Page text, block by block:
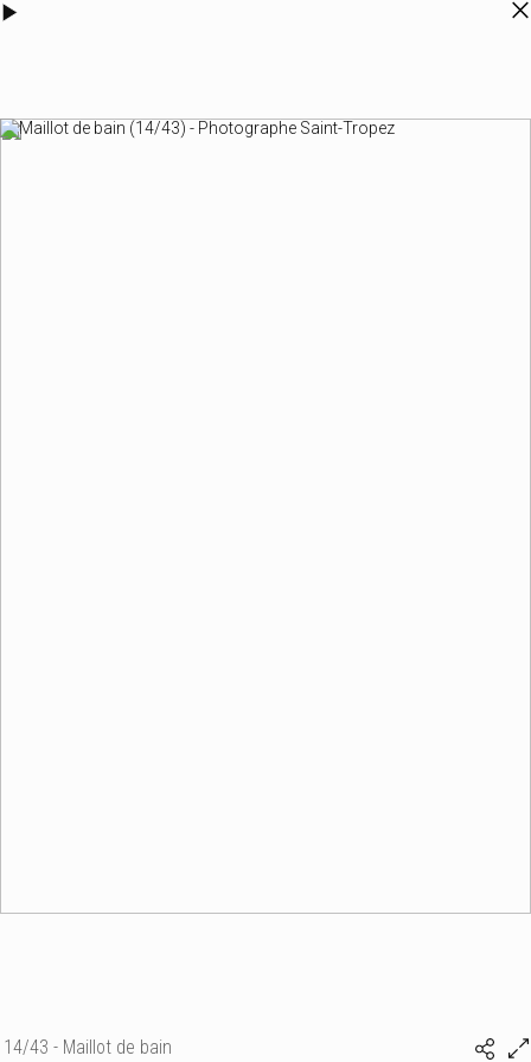
14/43 - Maillot de bain